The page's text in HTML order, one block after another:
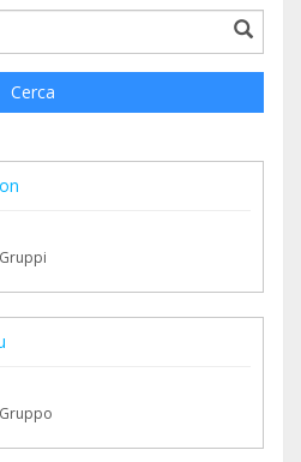
Cerca
Gruppi
Gruppo